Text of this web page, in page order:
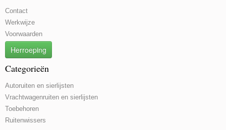
Contact
Werkwijze
Voorwaarden
Herroeping
Categorieën
Autoruiten en sierlijsten
Vrachtwagenruiten en sierlijsten
Toebehoren
Ruitenwissers